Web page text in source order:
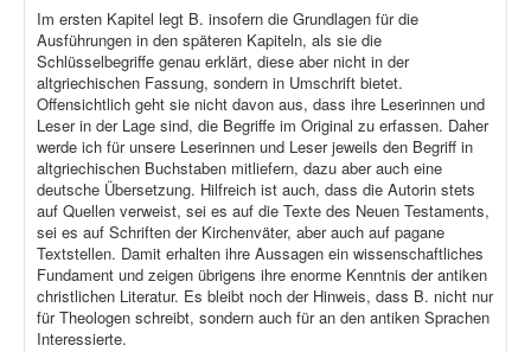
Im ersten Kapitel legt B. insofern die Grundlagen für die
Ausführungen in den späteren Kapiteln, als sie die
Schlüsselbegriffe genau erklärt, diese aber nicht in der
altgriechischen Fassung, sondern in Umschrift bietet.
Offensichtlich geht sie nicht davon aus, dass ihre Leserinnen und
Leser in der Lage sind, die Begriffe im Original zu erfassen. Daher
werde ich für unsere Leserinnen und Leser jeweils den Begriff in
altgriechischen Buchstaben mitliefern, dazu aber auch eine
deutsche Übersetzung. Hilfreich ist auch, dass die Autorin stets
auf Quellen verweist, sei es auf die Texte des Neuen Testaments,
sei es auf Schriften der Kirchenväter, aber auch auf pagane
Textstellen. Damit erhalten ihre Aussagen ein wissenschaftliches
Fundament und zeigen übrigens ihre enorme Kenntnis der antiken
christlichen Literatur. Es bleibt noch der Hinweis, dass B. nicht nur
für Theologen schreibt, sondern auch für an den antiken Sprachen
Interessierte.